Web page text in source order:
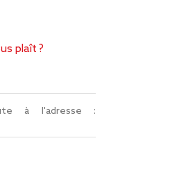
plaît ?
à l'adresse :